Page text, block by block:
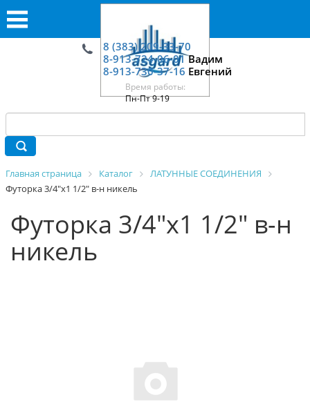
8 (383) 209-33-70
8-913-724-06-01Вадим
8-913-730-37-16 Евгений
Время работы:
Пн-Пт 9-19
Главная страница Каталог
ЛАТУННЫЕ СОЕДИНЕНИЯ
Футорка 3/4"х1 1/2" в-н никель
Футорка 3/4"х1 1/2" в-н
никель